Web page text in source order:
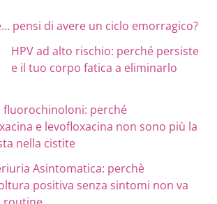
pensi di avere un ciclo emorragico?
HPV ad alto rischio: perché persiste
e il tuo corpo fatica a eliminarlo
fluorochinoloni: perché
e levofloxacina non sono più la
nella cistite
Asintomatica: perchè
positiva senza sintomi non va